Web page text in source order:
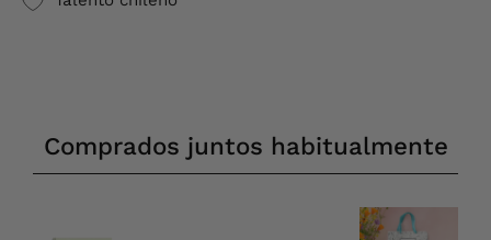
Comprados juntos habitualmente